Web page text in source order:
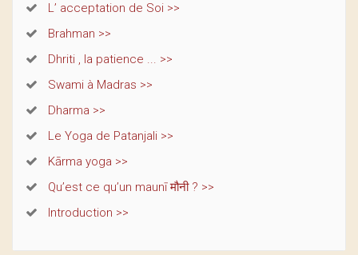
L’ acceptation de Soi >>
Brahman >>
Dhriti , la patience ... >>
Swami à Madras >>
Dharma >>
Le Yoga de Patanjali >>
Kārma yoga >>
Qu’est ce qu’un maunī मौनी ? >>
Introduction >>